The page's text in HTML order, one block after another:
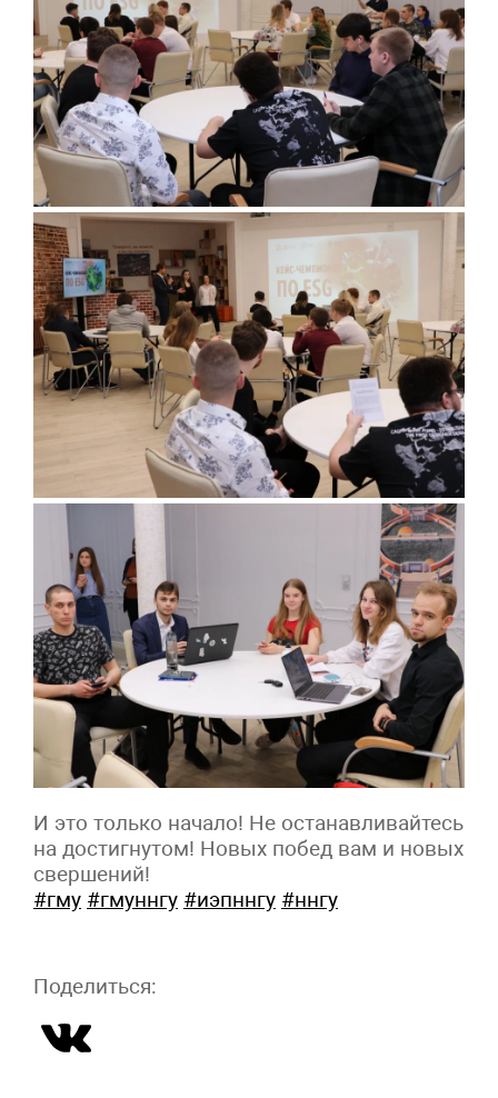
И это только начало! Не останавливайтесь
на достигнутом! Новых побед вам и новых
свершений!
#гму #гмуннгу #иэпннгу #ннгу
Поделиться: